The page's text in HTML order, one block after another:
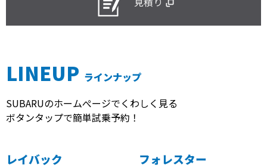
LINEUP ラインナップ
SUBARUのホームぺージでくわしく見る
ボタンタップで簡単試乗予約！
レイバック フォレスター